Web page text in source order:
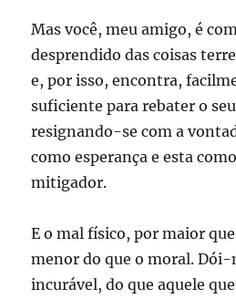
Mas você, meu amigo, é
desprendido das coisas
e, por isso, encontra,
suficiente para rebater o
resignando-se com a
como esperança e esta
mitigador.
E o mal físico, por maior
menor do que o moral. Dói-
incurável, do que aquele